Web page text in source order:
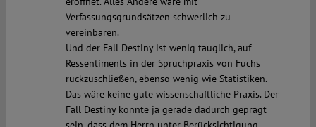
Verfassungsgrundsätzen schwerlich zu
vereinbaren.
Und der Fall Destiny ist wenig tauglich, auf
Ressentiments in der Spruchpraxis von Fuchs
rückzuschließen, ebenso wenig wie Statistiken.
Das wäre keine gute wissenschaftliche Praxis. Der
Fall Destiny könnte ja gerade dadurch geprägt